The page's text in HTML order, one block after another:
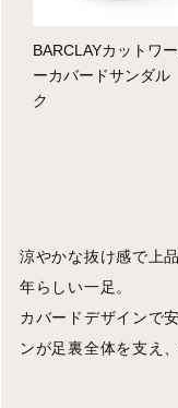
BARCLAYカットワ
ーカバードサンダ
ク
涼やかな抜け感で上
年らしい一足。
カバードデザインで
ンが足裏全体を支え